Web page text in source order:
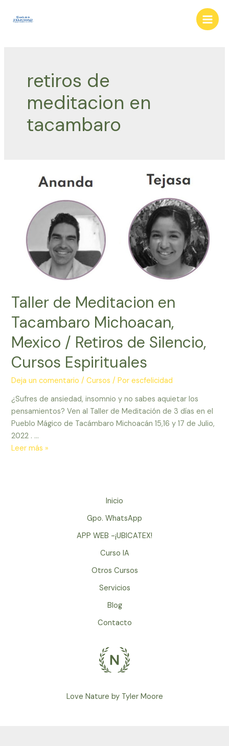
Main
retiros de
meditacion en
tacambaro
Taller de Meditacion en
Tacambaro Michoacan,
Mexico / Retiros de Silencio,
Cursos Espirituales
Deja un comentario /Cursos / Porescfelicidad
¿Sufres de ansiedad, insomnio y no sabes aquietar los
pensamientos? Ven al Taller de Meditación de 3 días en el
Pueblo Mágico de Tacámbaro Michoacán 15,16 y 17 de Julio,
2022 . …
Taller
Leer más »
Inicio
Gpo. WhatsApp
APP WEB -¡UBICATEX!
Curso IA
Otros Cursos
Servicios
Blog
Contacto
Love Nature by Tyler Moore